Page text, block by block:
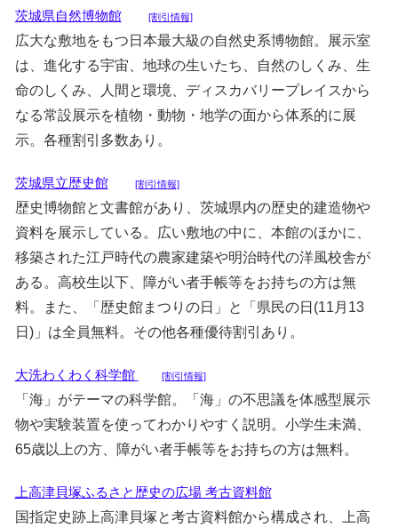
茨城県自然博物館 [割引情報]
広大な敷地をもつ日本最大級の自然史系博物館。展示室
は、進化する宇宙、地球の生いたち、自然のしくみ、生
命のしくみ、人間と環境、ディスカバリープレイスから
なる常設展示を植物・動物・地学の面から体系的に展
示。各種割引多数あり。
茨城県立歴史館 [割引情報]
歴史博物館と文書館があり、茨城県内の歴史的建造物や
資料を展示している。広い敷地の中に、本館のほかに、
移築された江戸時代の農家建築や明治時代の洋風校舎が
ある。高校生以下、障がい者手帳等をお持ちの方は無
料。また、「歴史館まつりの日」と「県民の日(11月13
日)」は全員無料。その他各種優待割引あり。
大洗わくわく科学館 [割引情報]
「海」がテーマの科学館。「海」の不思議を体感型展示
物や実験装置を使ってわかりやすく説明。小学生未満、
65歳以上の方、障がい者手帳等をお持ちの方は無料。
上高津貝塚ふるさと歴史の広場 考古資料館
国指定史跡上高津貝塚と考古資料館から構成され、上高